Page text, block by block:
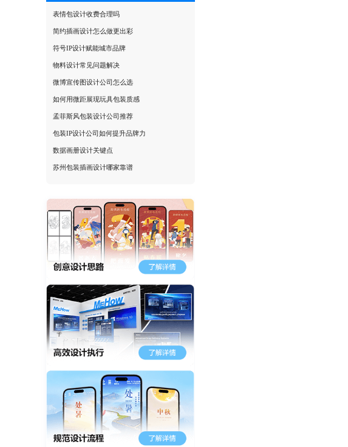
表情包设计收费合理吗
简约插画设计怎么做更出彩
符号IP设计赋能城市品牌
物料设计常见问题解决
微博宣传图设计公司怎么选
如何用微距展现玩具包装质感
孟菲斯风包装设计公司推荐
包装IP设计公司如何提升品牌力
数据画册设计关键点
苏州包装插画设计哪家靠谱